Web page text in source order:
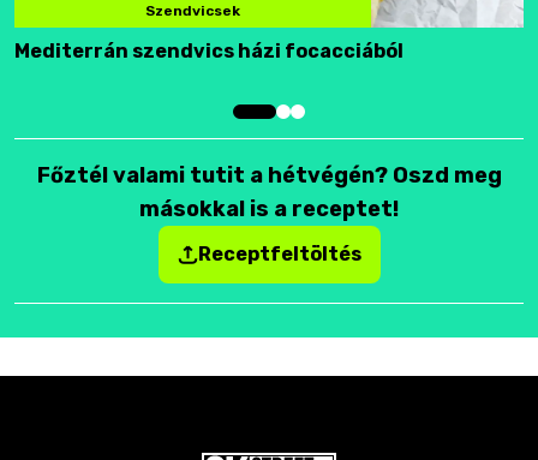
Szendvicsek
Mediterrán szendvics házi focacciából
Főztél valami tutit a hétvégén? Oszd meg
másokkal is a receptet!
Receptfeltöltés